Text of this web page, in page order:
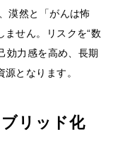
漠然と「がんは怖
ません。リスクを“数
効力感を高め、長期
となります。
リッド化